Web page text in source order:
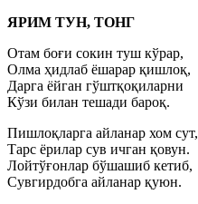
ЯРИМ ТУН, ТОНГ
Отам боғи сокин туш кўрар,
Олма ҳидлаб ёшарар қишлоқ,
Дарга ёйган гўштқоқиларни
Кўзи билан тешади бароқ.
Пишлоқларга айланар хом сут,
Тарс ёрилар сув ичган қовун.
Лойтўғонлар бўшашиб кетиб,
Сувгирдобга айланар қуюн.